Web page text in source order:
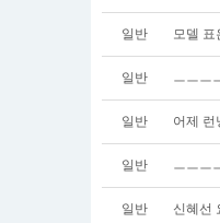
일반 모델 표
일반 ㅡㅡㅡ
일반 어제 런
일반 ㅡㅡㅡ
일반 신혜선